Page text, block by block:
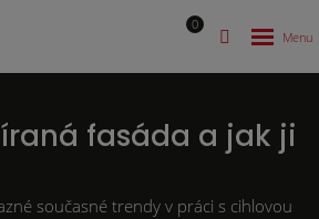
0
fasáda a jak ji
současné trendy v práci s cihlovou